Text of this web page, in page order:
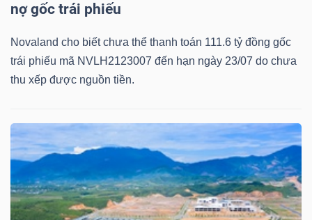
nợ gốc trái phiếu
Novaland cho biết chưa thể thanh toán 111.6 tỷ đồng gốc
trái phiếu mã NVLH2123007 đến hạn ngày 23/07 do chưa
thu xếp được nguồn tiền.
Báo
phân
tích
Thuật
ngữ